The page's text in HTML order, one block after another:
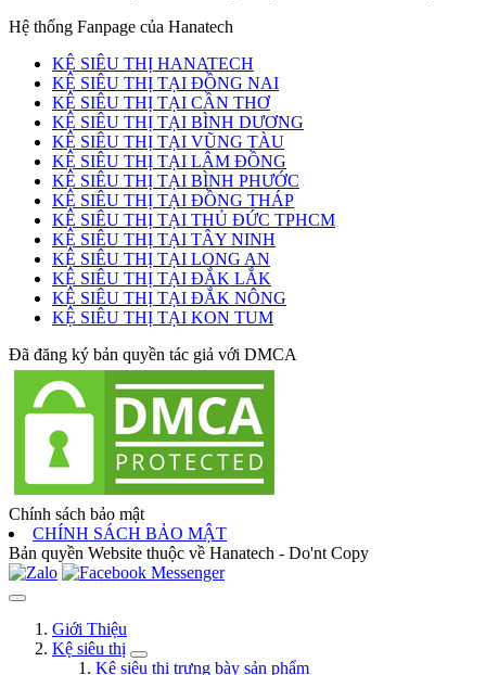
Hệ thống Fanpage của Hanatech
KỆ SIÊU THỊ HANATECH
KỆ SIÊU THỊ TẠI ĐỒNG NAI
KỆ SIÊU THỊ TẠI CẦN THƠ
KỆ SIÊU THỊ TẠI BÌNH DƯƠNG
KỆ SIÊU THỊ TẠI VŨNG TÀU
KỆ SIÊU THỊ TẠI LÂM ĐỒNG
KỆ SIÊU THỊ TẠI BÌNH PHƯỚC
KỆ SIÊU THỊ TẠI ĐỒNG THÁP
KỆ SIÊU THỊ TẠI THỦ ĐỨC TPHCM
KỆ SIÊU THỊ TẠI TÂY NINH
KỆ SIÊU THỊ TẠI LONG AN
KỆ SIÊU THỊ TẠI ĐẮK LẮK
KỆ SIÊU THỊ TẠI ĐẮK NÔNG
KỆ SIÊU THỊ TẠI KON TUM
Đã đăng ký bản quyền tác giả với DMCA
Chính sách bảo mật
CHÍNH SÁCH BẢO MẬT
Bản quyền Website thuộc về Hanatech - Do'nt Copy
Giới Thiệu
Kệ siêu thị
Kệ siêu thị trưng bày sản phẩm